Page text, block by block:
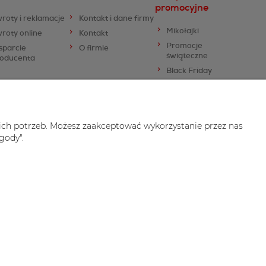
i reklamacje
online
Kontakt i dane firmy
Kontakt
O firmie
promocyjne
Mikołajki
Promocje
świąteczne
Black Friday
potrzeb. Możesz zaakceptować wykorzystanie przez nas